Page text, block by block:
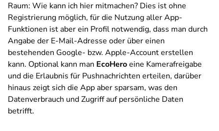
Raum: Wie kann ich hier mitmachen? Dies ist ohne
Registrierung möglich, für die Nutzung aller App-
Funktionen ist aber ein Profil notwendig, dass man durch
Angabe der E-Mail-Adresse oder über einen
bestehenden Google- bzw. Apple-Account erstellen
kann. Optional kann man EcoHeroeine Kamerafreigabe
und die Erlaubnis für Pushnachrichten erteilen, darüber
hinaus zeigt sich die App aber sparsam, was den
Datenverbrauch und Zugriff auf persönliche Daten
betrifft.